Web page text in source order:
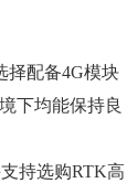
配备4G模块
下均能保持良
持选购RTK高